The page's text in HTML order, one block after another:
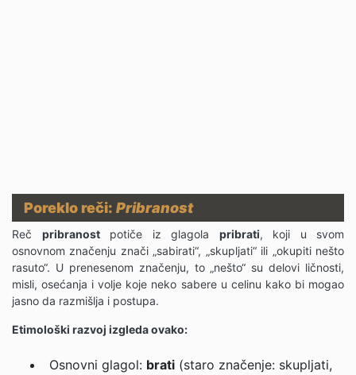
Poreklo reči: Pribranost
Reč pribranostpotiče iz glagola pribrati, koji u svom
osnovnom značenju znači „sabirati“, „skupljati“ ili „okupiti nešto
rasuto“. U prenesenom značenju, to „nešto“ su delovi ličnosti,
misli, osećanja i volje koje neko sabere u celinu kako bi mogao
jasno da razmišlja i postupa.
Etimološki razvoj izgleda ovako:
Osnovni glagol: brati (staro značenje: skupljati,